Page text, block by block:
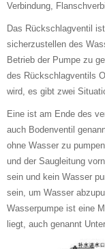
Verbindung,
Das Rückschlagventil
sicherzustellen des
Betrieb der Pumpe zu
des Rückschlagventils
wird, es gibt zwei
Eine ist am Ende des
auch Bodenventil
ohne Wasser zu
und der Saugleitung
sein und kein Wasser
sein, um Wasser
Wasserpumpe ist eine
liegt, auch genannt